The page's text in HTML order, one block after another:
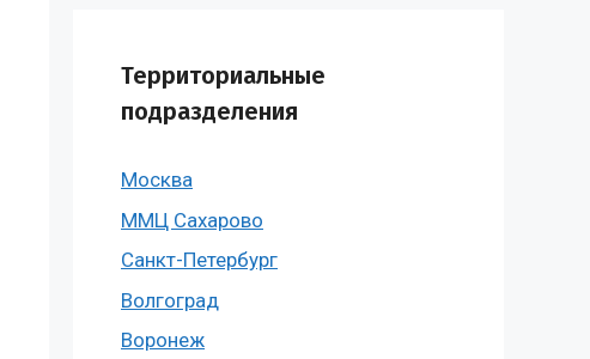
Территориальные
подразделения
Москва
ММЦ Сахарово
Санкт-Петербург
Волгоград
Воронеж